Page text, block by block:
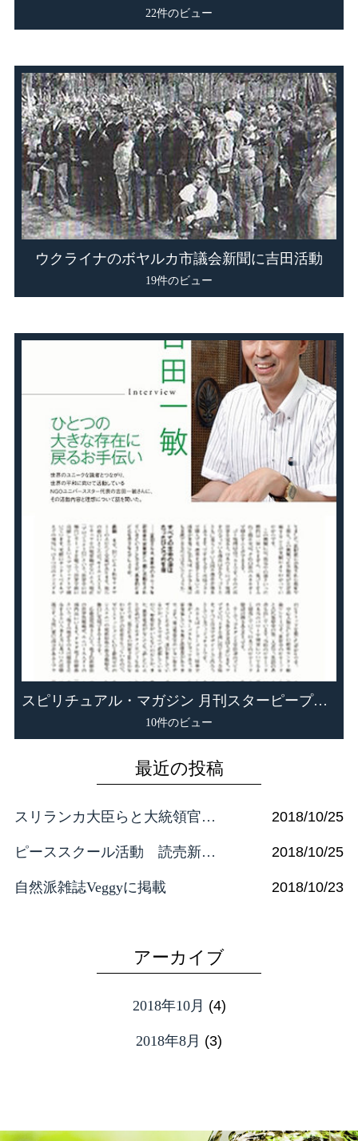
22件のビュー
ウクライナのボヤルカ市議会新聞に吉田活動
19件のビュー
スピリチュアル・マガジン 月刊スターピープルに 掲載されました！
10件のビュー
最近の投稿
スリランカ大臣らと大統領官邸で 2018/10/25
ピーススクール活動 読売新聞に 2018/10/25
自然派雑誌Veggyに掲載 2018/10/23
スピリチュアル・マガジン 月刊スターピープルに 掲載されました！
アーカイブ
2018年10月 (4)
2018年8月 (3)